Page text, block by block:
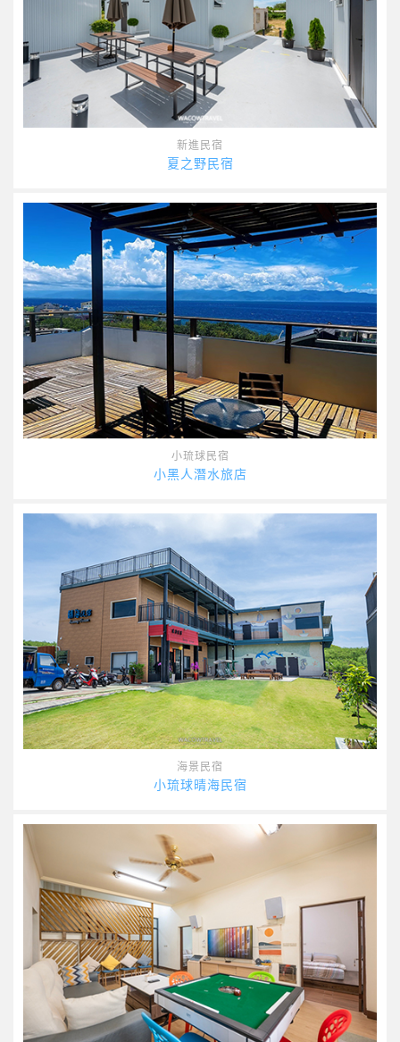
新進民宿
夏之野民宿
小琉球民宿
小黑人潛水旅店
海景民宿
小琉球晴海民宿